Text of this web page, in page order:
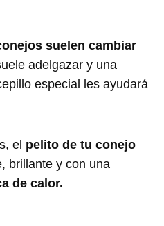
suelen cambiar
adelgazar y una
especial les ayudará
el pelito de tu conejo
brillante y con una
de calor.